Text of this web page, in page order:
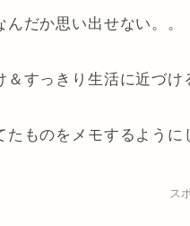
だか思い出せない。。
＆すっきり生活に近づけ
たものをメモするように
ス